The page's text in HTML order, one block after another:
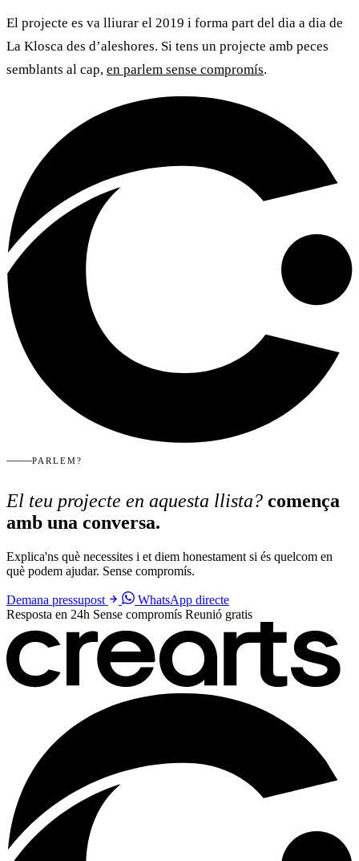
El projecte es va lliurar el 2019 i forma part del dia a dia de
La Klosca des d’aleshores. Si tens un projecte amb peces
semblants al cap, en parlem sense compromís.
PARLEM?
El teu projecte en aquesta llista? comença
amb una conversa.
Explica'ns què necessites i et diem honestament si és quelcom en
què podem ajudar. Sense compromís.
Demana pressupost
WhatsApp directe
Resposta en 24h Sense compromís Reunió gratis